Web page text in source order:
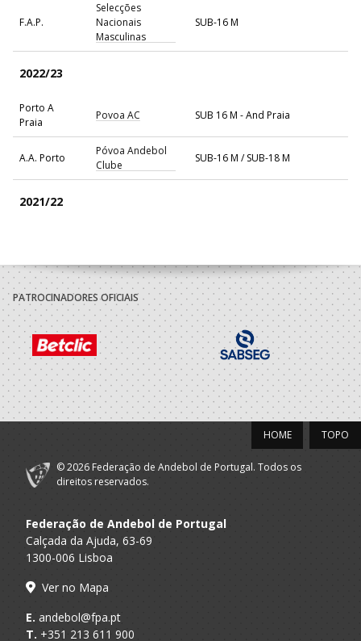
F.A.P.
Selecções
Nacionais
Masculinas
SUB-16 M
2022/23
Porto A
Praia
Povoa AC SUB 16 M - And Praia
A.A. Porto
Póvoa Andebol
Clube
SUB-16 M / SUB-18 M
2021/22
2020/21
A.A. Porto
Póvoa Andebol
Clube
SUB-13 M / SUB-15 M
2019/20
A.A. Porto
Póvoa Andebol
Clube
Infantis M / Iniciados M
PATROCINADORES OFICIAIS
TOPO
HOME
© 2026 Federação de Andebol de Portugal. Todos os
direitos reservados.
Federação de Andebol de Portugal
Calçada da Ajuda, 63-69
1300-006 Lisboa
Ver no Mapa
E. andebol@fpa.pt
T. +351 213 611 900